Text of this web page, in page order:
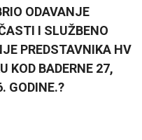
ODAVANJE
I SLUŽBENO
PREDSTAVNIKA HV
KOD BADERNE 27,
GODINE.?